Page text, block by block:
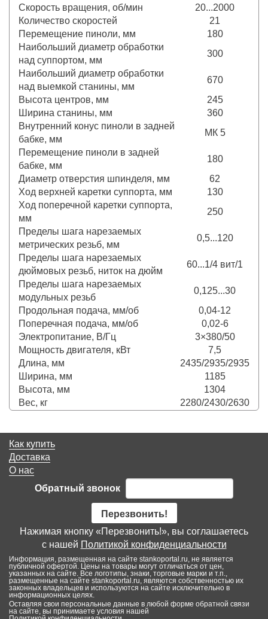
Скорость вращения, об/мин
20...2000
Количество скоростей
21
Перемещение пиноли, мм
180
Наибольший диаметр обработки
над суппортом, мм
300
Наибольший диаметр обработки
над выемкой станины, мм
670
Высота центров, мм
245
Ширина станины, мм
360
Внутренний конус пиноли в задней
бабке, мм
МК 5
Перемещение пиноли в задней
бабке, мм
180
Диаметр отверстия шпинделя, мм
62
Ход верхней каретки суппорта, мм
130
Ход поперечной каретки суппорта,
мм
250
Пределы шага нарезаемых
метрических резьб, мм
0,5...120
Пределы шага нарезаемых
дюймовых резьб, ниток на дюйм
60...1/4 вит/1
Пределы шага нарезаемых
модульных резьб
0,125...30
Продольная подача, мм/об
0,04-12
Поперечная подача, мм/об
0,02-6
Электропитание, В/Гц
3×380/50
Мощность двигателя, кВт
7,5
Длина, мм
2435/2935/2935
Ширина, мм
1185
Высота, мм
1304
Вес, кг
2280/2430/2630
Как купить
Доставка
О нас
Обратный звонок
Перезвонить!
Нажимая кнопку «Перезвонить!», вы соглашаетесь
с нашей Политикой конфиденциальности
Информация, размещенная на сайте stankoportal.ru, не является
публичной офертой. Цены на товары могут отличаться от цен,
указанных на сайте. Все логотипы, знаки, торговые марки и т.п.,
размещенные на сайте stankoportal.ru, являются собственностью их
законных владельцев и используются на сайте исключительно в
информационных целях.
Оставляя свои персональные данные в любой форме обратной связи
на сайте, вы принимаете условия нашей